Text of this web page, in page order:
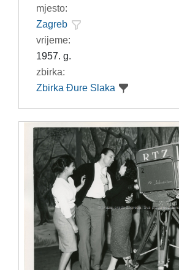
mjesto:
Zagreb
vrijeme:
1957. g.
zbirka:
Zbirka Đure Slaka